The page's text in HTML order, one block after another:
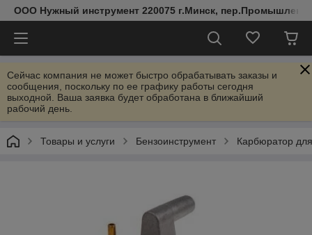
ООО Нужный инструмент 220075 г.Минск,
Сейчас компания не может быстро обрабатывать заказы и
сообщения, поскольку по ее графику работы сегодня
выходной. Ваша заявка будет обработана в ближайший
рабочий день.
Товары и услуги Бензоинструмент Карбюратор